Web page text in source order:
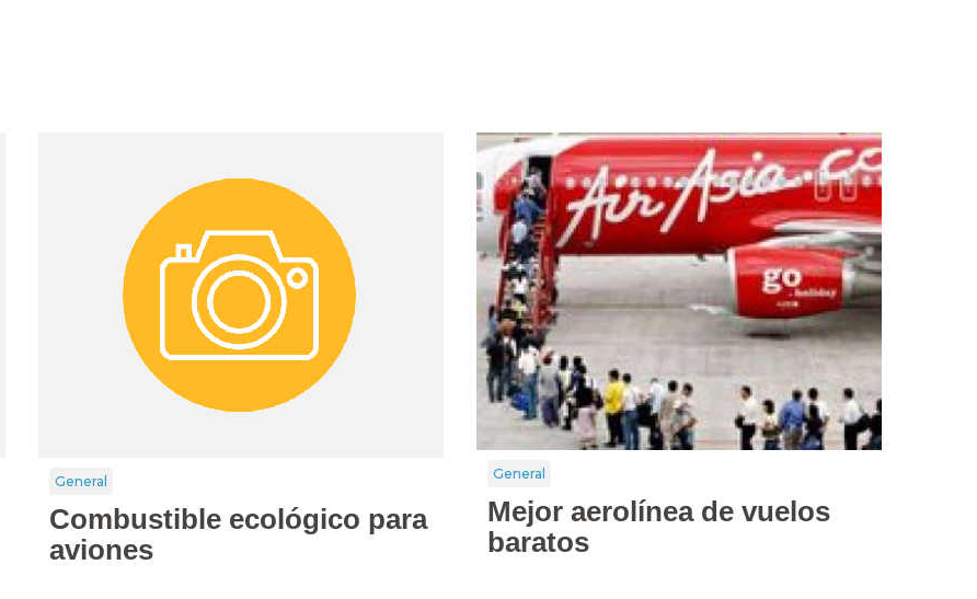
General
Combustible ecológico para
aviones
General
Mejor aerolínea de vuelos
baratos